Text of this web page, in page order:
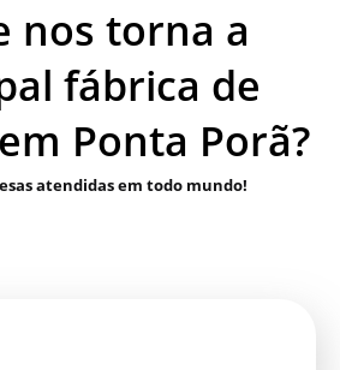
nos torna a
fábrica de
Ponta Porã?
atendidas em todo mundo!